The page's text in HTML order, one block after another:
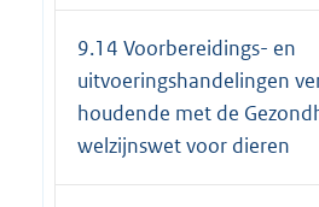
9.14 Voorbereidings- en
uitvoeringshandelingen
houdende met de
welzijnswet voor dieren